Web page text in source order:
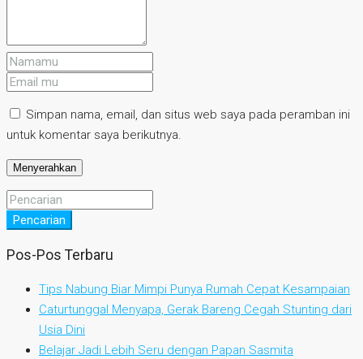
Simpan nama, email, dan situs web saya pada peramban ini
untuk komentar saya berikutnya.
Pencarian
Pos-Pos Terbaru
Tips Nabung Biar Mimpi Punya Rumah Cepat Kesampaian
Caturtunggal Menyapa, Gerak Bareng Cegah Stunting dari
Usia Dini
Belajar Jadi Lebih Seru dengan Papan Sasmita